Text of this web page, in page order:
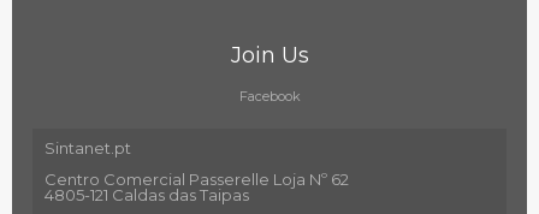
Join Us
Facebook
Sintanet.pt
Centro Comercial Passerelle Loja Nº 62
4805-121 Caldas das Taipas